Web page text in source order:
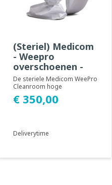
(Steriel) Medicom
- Weepro
overschoenen -
100 paar
De steriele Medicom WeePro
Cleanroom hoge
overschoenen (Overboots)
met antislipzool bieden...
€ 350,00
Deliverytime